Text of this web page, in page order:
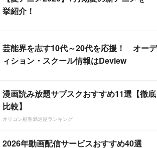
挙紹介！
芸能界を志す10代～20代を応援！ オーデ
ィション・スクール情報はDeview
漫画読み放題サブスクおすすめ11選【徹底
比較】
オリコン顧客満足度ランキング
2026年動画配信サービスおすすめ40選